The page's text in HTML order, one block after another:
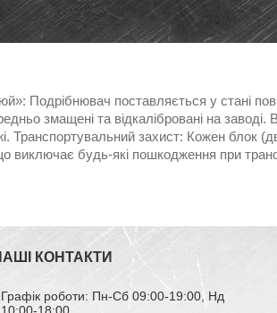
Подрібнювач поставляється у стані
змащені та відкалібровані на
Транспортувальний захист: Кожен блок
виключає будь-які пошкодження при
КОНТАКТИ
Графік роботи: Пн-Сб 09:00-19:00, Нд